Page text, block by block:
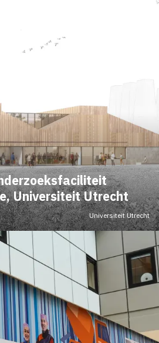
Universiteit Utrecht
Universiteit Utrecht